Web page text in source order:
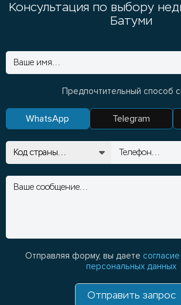
Консультация по выбору
Батуми
Предпочтительный способ
WhatsApp Telegram
Отправляя форму, вы даете
персональных данных
Отправить запрос